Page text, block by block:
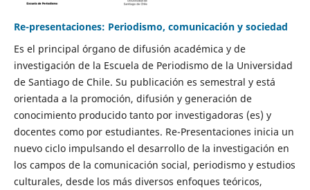
Re-presentaciones: Periodismo, comunicación y sociedad
Es el principal órgano de difusión académica y de
investigación de la Escuela de Periodismo de la Universidad
de Santiago de Chile. Su publicación es semestral y está
orientada a la promoción, difusión y generación de
conocimiento producido tanto por investigadoras (es) y
docentes como por estudiantes. Re-Presentaciones inicia un
nuevo ciclo impulsando el desarrollo de la investigación en
los campos de la comunicación social, periodismo y estudios
culturales, desde los más diversos enfoques teóricos,